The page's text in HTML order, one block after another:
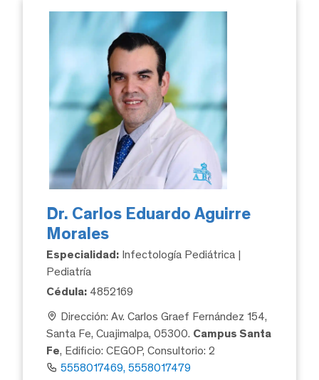
Dr. Carlos Eduardo Aguirre
Morales
Especialidad: Infectología Pediátrica |
Pediatría
Cédula: 4852169
Dirección: Av. Carlos Graef Fernández 154,
Santa Fe, Cuajimalpa, 05300. Campus Santa
Fe, Edificio: CEGOP, Consultorio: 2
5558017469, 5558017479